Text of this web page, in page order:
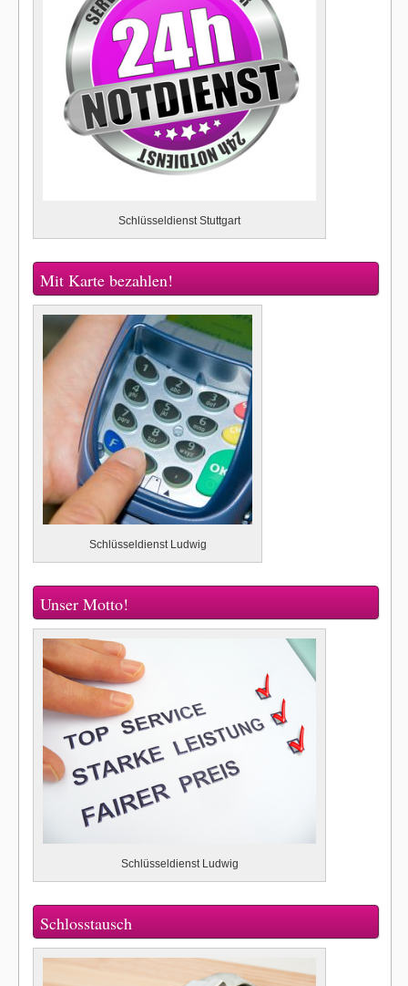
Schlüsseldienst Stuttgart
Mit Karte bezahlen!
Schlüsseldienst Ludwig
Unser Motto!
Schlüsseldienst Ludwig
Schlosstausch